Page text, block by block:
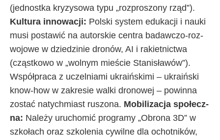
(jed­nost­ka kry­zy­so­wa ty­pu „roz­pro­szo­ny rząd”).
Kul­tu­ra in­no­wa­cji: Pol­ski sys­tem edu­ka­cji i na­uki
mu­si po­sta­wić na au­tor­skie cen­tra ba­daw­czo-roz­
wo­jo­we w dzie­dzi­nie dro­nów, AI i ra­kiet­nic­twa
(cząst­ko­wo w „wol­nym mie­ście Sta­ni­sła­wów”).
Współ­pra­ca z uczel­nia­mi ukra­iń­ski­mi – ukra­iń­ski
know-how w za­kre­sie wal­ki dro­no­wej – po­win­na
zo­stać na­tych­mia­st ru­szo­na. Mo­bi­li­za­cja spo­łecz­
na: Na­le­ży uru­cho­mić pro­gra­my „Obro­na 3D” w
szko­ła­ch oraz szko­le­nia cy­wil­ne dla ochot­ni­ków,